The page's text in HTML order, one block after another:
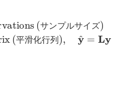
サ ン プ ル サ ズ
滑 化行 列
ズ)L:Smoothing Matrix